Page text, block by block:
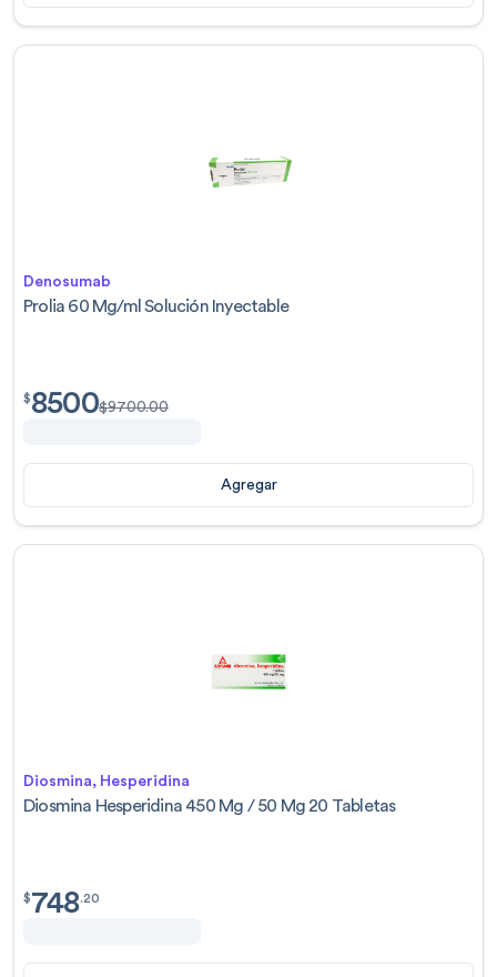
Denosumab
Prolia 60 Mg/ml Solución Inyectable
$8500.00
$8500$9700.00
Agregar
Diosmina, Hesperidina
Diosmina Hesperidina 450 Mg / 50 Mg 20 Tabletas
$748.20
$748.20